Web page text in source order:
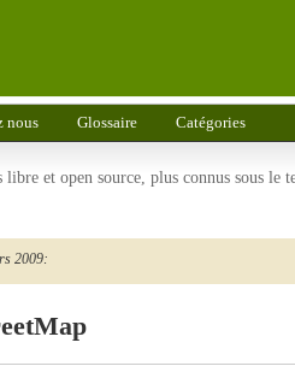
nous Glossaire Catégories
et open source, plus connus sous
2009: